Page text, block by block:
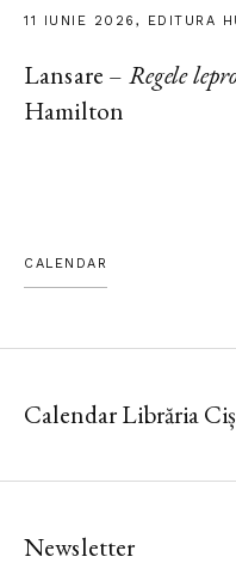
11 IUNIE 2026, EDITURA
Lansare – Regele
Hamilton
CALENDAR
Calendar Librăria
Newsletter